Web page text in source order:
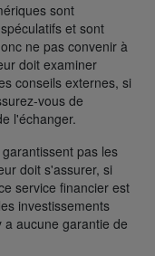
sont
et sont
ne pas convenir à
doit examiner
conseils externes, si
vous de
l'échanger.
pas les
doit s'assurer, si
service financier est
investissements
aucune garantie de